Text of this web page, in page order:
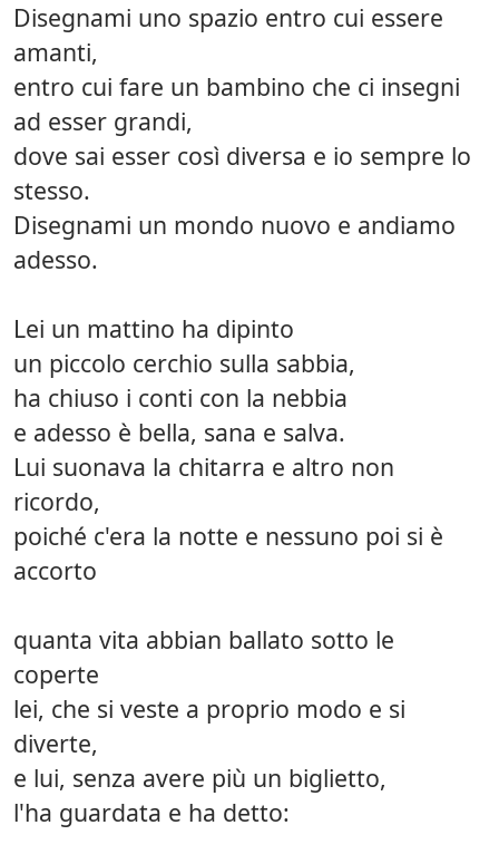
Disegnami uno spazio entro cui essere
amanti,
entro cui fare un bambino che ci insegni
ad esser grandi,
dove sai esser così diversa e io sempre lo
stesso.
Disegnami un mondo nuovo e andiamo
adesso.
Lei un mattino ha dipinto
un piccolo cerchio sulla sabbia,
ha chiuso i conti con la nebbia
e adesso è bella, sana e salva.
Lui suonava la chitarra e altro non
ricordo,
poiché c'era la notte e nessuno poi si è
accorto
quanta vita abbian ballato sotto le
coperte
lei, che si veste a proprio modo e si
diverte,
e lui, senza avere più un biglietto,
l'ha guardata e ha detto: